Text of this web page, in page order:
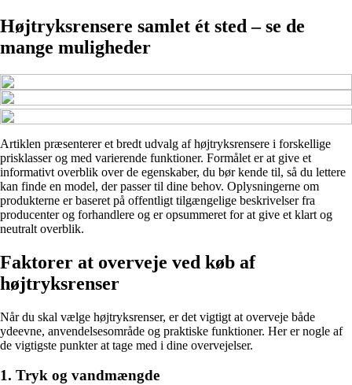
Højtryksrensere samlet ét sted – se de
mange muligheder
Artiklen præsenterer et bredt udvalg af højtryksrensere i forskellige
prisklasser og med varierende funktioner. Formålet er at give et
informativt overblik over de egenskaber, du bør kende til, så du lettere
kan finde en model, der passer til dine behov. Oplysningerne om
produkterne er baseret på offentligt tilgængelige beskrivelser fra
producenter og forhandlere og er opsummeret for at give et klart og
neutralt overblik.
Faktorer at overveje ved køb af
højtryksrenser
Når du skal vælge højtryksrenser, er det vigtigt at overveje både
ydeevne, anvendelsesområde og praktiske funktioner. Her er nogle af
de vigtigste punkter at tage med i dine overvejelser.
1. Tryk og vandmængde